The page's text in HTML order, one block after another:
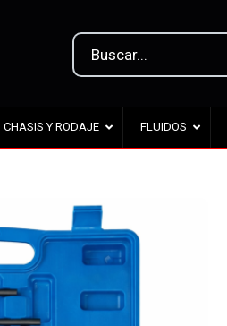
CHASIS Y RODAJE FLUIDOS